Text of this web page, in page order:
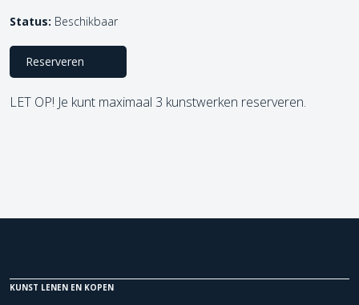
Status: Beschikbaar
Reserveren
LET OP! Je kunt maximaal 3 kunstwerken reserveren.
KUNST LENEN EN KOPEN